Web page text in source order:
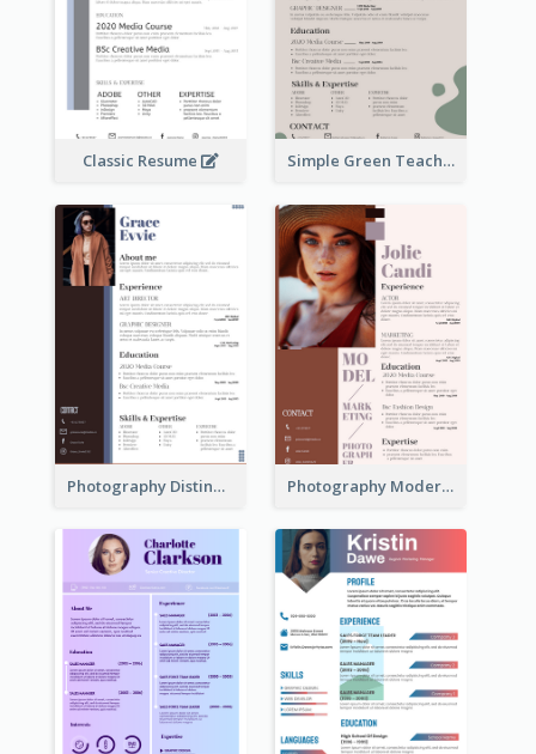
Classic Resume Simple Green Teacher Resume
Photography Distinguished Resume Photography Modern Brown Professional Resume